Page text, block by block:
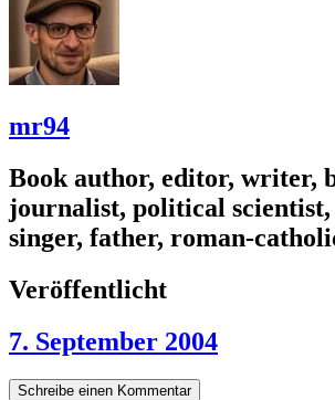
mr94
Book author, editor, writer,
journalist, political scientist,
singer, father, roman-
Veröffentlicht
7. September 2004
Schreibe einen Kommentar